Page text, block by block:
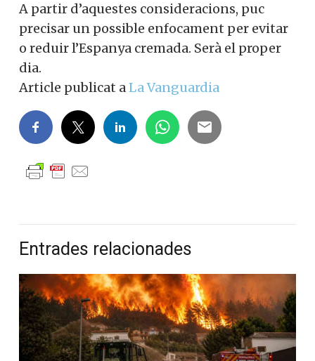
A partir d’aquestes consideracions, puc
precisar un possible enfocament per evitar
o reduir l’Espanya cremada. Serà el proper
dia.
Article publicat aLa Vanguardia
Entrades relacionades